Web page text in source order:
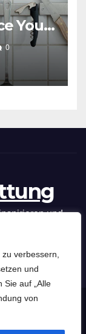
verbessern,
und
Sie auf „Alle
von
Your
0
und
mit unseren